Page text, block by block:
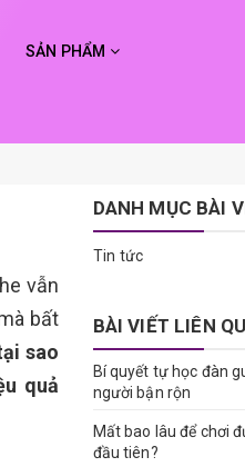
SẢN PHẨM
vẫn
bất
sao
quả
DANH MỤC BÀI
Tin tức
BÀI VIẾT LIÊN
Bí quyết tự học đàn
người bận rộn
Mất bao lâu để chơi
đầu tiên?